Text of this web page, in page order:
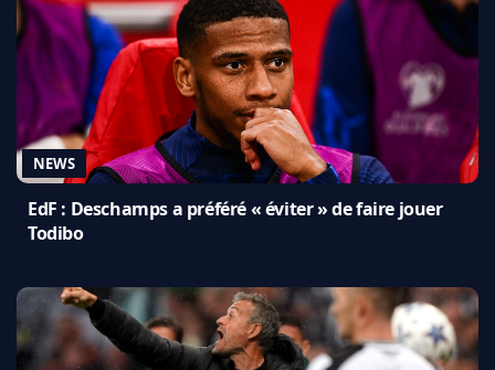
NEWS
EdF : Deschamps a préféré « éviter » de faire jouer
Todibo